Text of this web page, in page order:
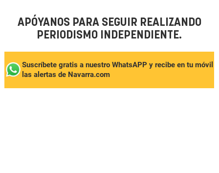
APÓYANOS PARA SEGUIR REALIZANDO
PERIODISMO INDEPENDIENTE.
Suscríbete gratis a nuestro WhatsAPP y recibe en tu móvil
las alertas de Navarra.com